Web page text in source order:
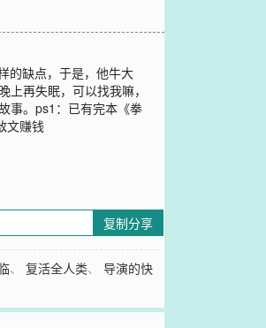
的缺点，于是，他牛大
再失眠，可以找我嘛，
事。ps1：已有完本《拳
文赚钱
复制分享
、复活全人类、导演的快